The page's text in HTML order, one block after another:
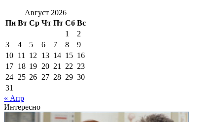
Август 2026
Пн Вт Ср Чт Пт Сб Вс
1
2
3
4 5 6 7 8
9
10 11 12 13 14 15 16
17 18 19 20 21 22 23
24 25 26 27 28 29 30
31
« Апр
Интересно